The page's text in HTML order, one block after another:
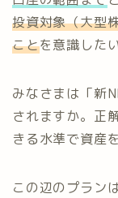
投資対象（大型
ことを意識した
みなさまは「新
されますか。正
きる水準で資産
この辺のプラン